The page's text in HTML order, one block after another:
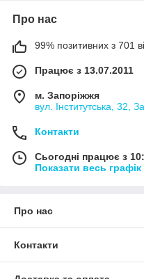
Про нас
99% позитивних з 701
Працює з 13.07.2011
м. Запоріжжя
вул. Інститутська, 32,
Контакти
Сьогодні працює з
Показати весь
Про нас
Контакти